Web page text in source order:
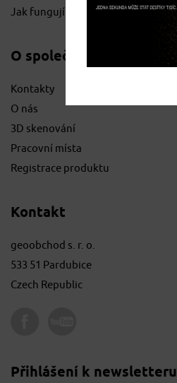
Jak fungují geoskládky
O společnosti
Kontakty
O nás
3D skenování
Pracovní místa
Registrace produktu
Kontakt
geoobchod s. r. o.
533 51 Pardubice
Czech Republic
Přihlášení k newsletteru